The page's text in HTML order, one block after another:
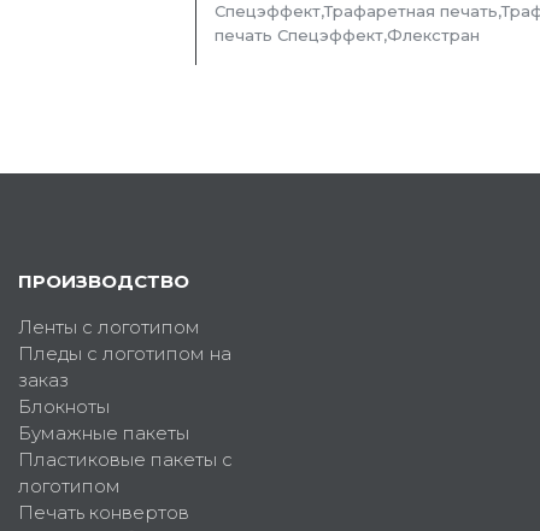
Спецэффект,Трафаретная
печать Спецэффект,Флекстран
ПРОИЗВОДСТВО
Ленты с логотипом
Пледы с логотипом на
заказ
Блокноты
Бумажные пакеты
Пластиковые пакеты с
логотипом
Печать конвертов